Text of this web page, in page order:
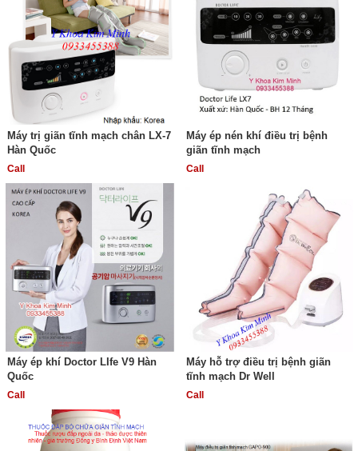
Máy trị giãn tĩnh mạch chân LX-7
Hàn Quốc
Call
Máy ép nén khí điều trị bệnh
giãn tĩnh mạch
Call
Máy ép khí Doctor LIfe V9 Hàn
Quốc
Call
Máy hỗ trợ điều trị bệnh giãn
tĩnh mạch Dr Well
Call